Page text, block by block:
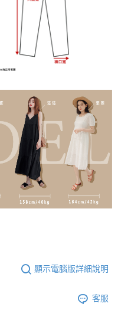
顯示電腦版詳細說明
客服